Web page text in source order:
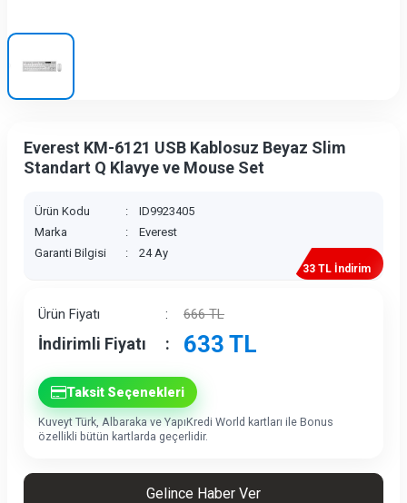
Everest KM-6121 USB Kablosuz Beyaz Slim
Standart Q Klavye ve Mouse Set
Ürün Kodu :
ID9923405
Marka
:
Everest
Garanti Bilgisi
: 24 Ay
33 TL İndirim
Ürün Fiyatı : 666TL
İndirimli Fiyatı : 633 TL
Taksit Seçenekleri
Kuveyt Türk, Albaraka ve YapıKredi World kartları ile Bonus
özellikli bütün kartlarda geçerlidir.
Gelince Haber Ver